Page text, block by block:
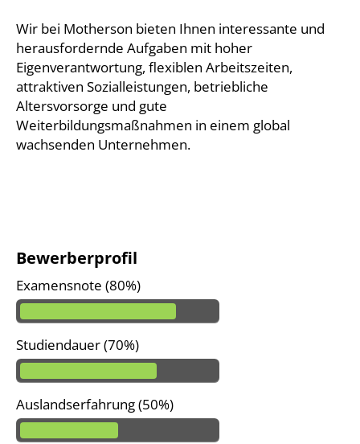
Wir bei Motherson bieten Ihnen interessante und
herausfordernde Aufgaben mit hoher
Eigenverantwortung, flexiblen Arbeitszeiten,
attraktiven Sozialleistungen, betriebliche
Altersvorsorge und gute
Weiterbildungsmaßnahmen in einem global
wachsenden Unternehmen.
Bewerberprofil
Examensnote (80%)
Studiendauer (70%)
Auslandserfahrung (50%)